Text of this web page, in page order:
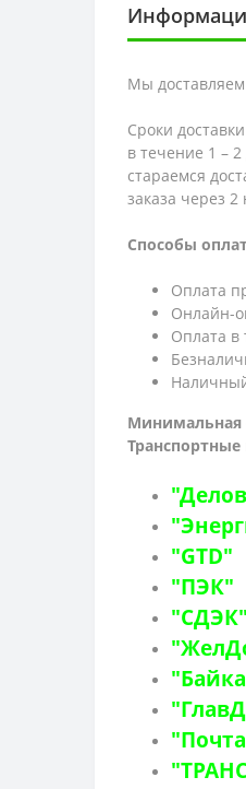
Мы
Сроки
в течение 1 –
стараемся
заказа через
Способы
Оплата
Онлайн-
Оплата в
Минимальная
"GTD"
"ПЭК"
"СДЭК"